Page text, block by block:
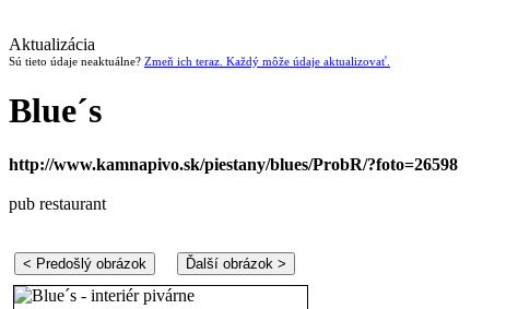
Aktualizácia
Sú tieto údaje neaktuálne? Zmeň ich teraz. Každý môže údaje aktualizovať.
Blue´s
http://www.kamnapivo.sk/piestany/blues/ProbR/?foto=26598
pub restaurant